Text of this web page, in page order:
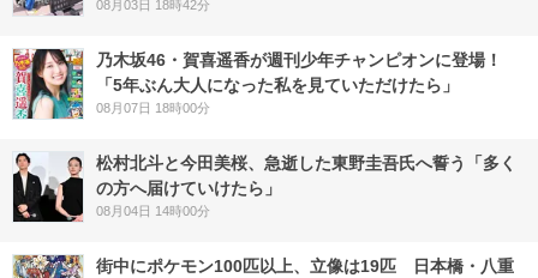
08月03日 18時42分
乃木坂46・賀喜遥香が週刊少年チャンピオンに登場！
「5年ぶん大人になった私を見ていただけたら」
08月07日 18時00分
松村北斗と今田美桜、急逝した東野圭吾氏へ誓う「多く
の方へ届けていけたら」
08月04日 14時00分
街中にポケモン100匹以上、立像は19匹 日本橋・八重